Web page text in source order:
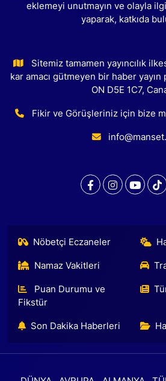
eklemeyi unutmayın ve olayla
yaparak, katkıda
Sitemiz tamamen yayıncılık
kar amacı gütmeyen bir haber
ON D5E 1C7,
Fikir ve Görüşleriniz için bize
Nöbetçi Eczaneler
Namaz Vakitleri
Puan Durumu ve
Fikstür
Son Dakika Haberleri